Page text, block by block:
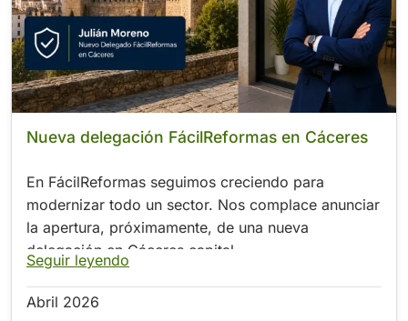
Nueva delegación FácilReformas en Cáceres
En FácilReformas seguimos creciendo para
modernizar todo un sector. Nos complace anunciar
la apertura, próximamente, de una nueva
delegación en Cáceres capital.
Seguir leyendo
Abril 2026